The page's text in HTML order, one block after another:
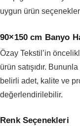
uygun ürün
90×150 cm Banyo
Özay Tekstil’in
ürün satışıdır.
belirli adet, kalite ve
değerlendirilebilir.
Renk Seçenekleri